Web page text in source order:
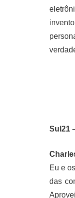
Sul21
Eu e
das